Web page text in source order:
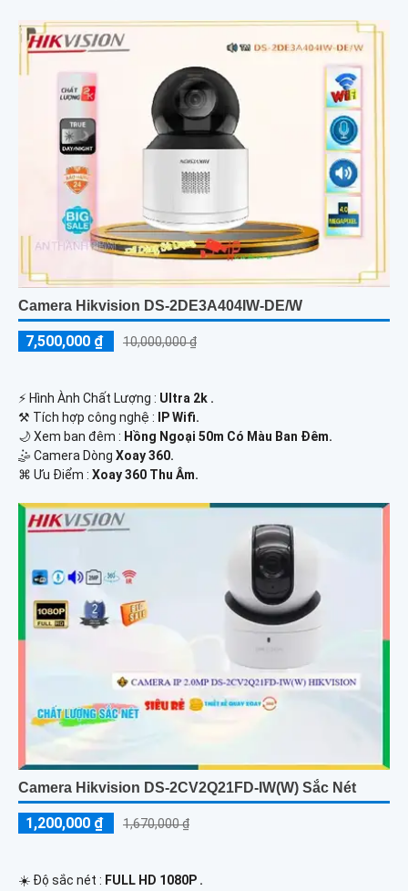
Camera Hikvision DS-2DE3A404IW-DE/W
7,500,000 ₫ 10,000,000 ₫
️⚡ Hình Ành Chất Lượng : Ultra 2k .
⚒ Tích hợp công nghệ :
IP Wifi.
🌙 Xem ban đêm : Hồng Ngoại 50m Có Màu Ban Đêm.
🤹 Camera Dòng Xoay 360.
️⌘ Ưu Điểm : Xoay 360 Thu Âm.
Camera Hikvision DS-2CV2Q21FD-IW(W) Sắc Nét
1,200,000 ₫ 1,670,000 ₫
☀️ Độ sắc nét : FULL HD 1080P .